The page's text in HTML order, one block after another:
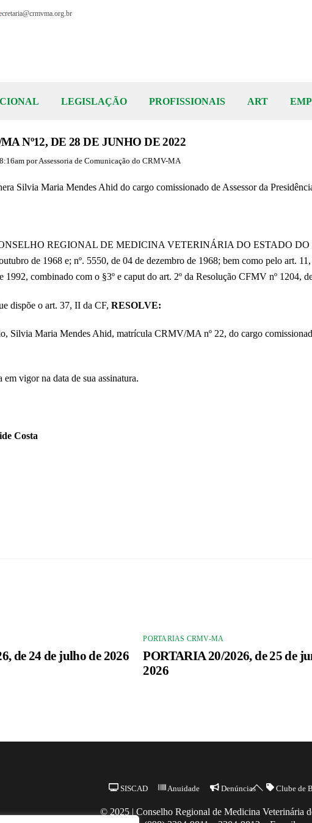
LEGISLAÇÃO PROFISSIONAIS ART
Nº12, DE 28 DE JUNHO DE 2022
por Assessoria de Comunicação do CRMV-MA
Silvia Maria Mendes Ahid do cargo comissionado de Assessor da
REGIONAL DE MEDICINA VETERINÁRIA DO ESTADO DO
de 1968 e; nº. 5550, de 04 de dezembro de 1968; bem como pelo art.
1992, combinado com o §3º e caput do art. 2º da Resolução CFMV nº 1204,
dispõe o art. 37, II da CF, RESOLVE:
Silvia Maria Mendes Ahid, matrícula CRMV/MA nº 22, do cargo
vigor na data de sua assinatura.
Costa
de 24 de julho de 2026
PORTARIAS CRMV-MA
PORTARIA 20/2026, de 25 de
2026
Back
Top
SISCAD Anuidade Denúncias Clube de
© 2025 | Conselho Regional de Medicina Veterinária